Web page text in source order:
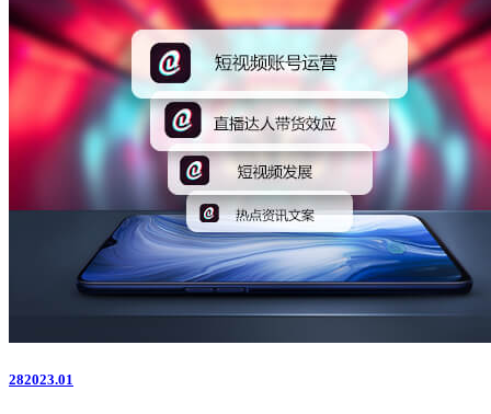
282023.01